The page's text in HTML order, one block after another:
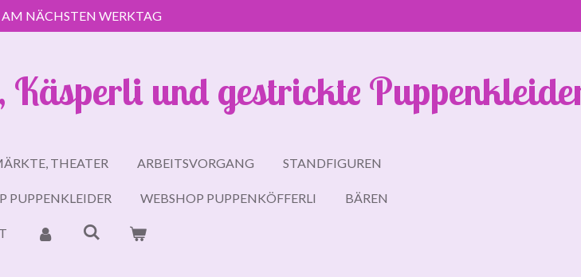
AM NÄCHSTEN WERKTAG
und gestrickte
THEATER ARBEITSVORGANG STANDFIGUREN
PUPPENKLEIDER WEBSHOP PUPPENKÖFFERLI BÄREN